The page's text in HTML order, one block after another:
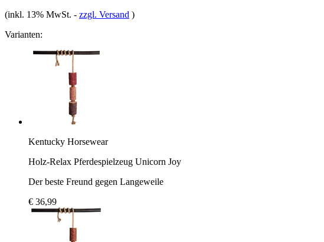
(inkl. 13% MwSt. - zzgl. Versand )
Varianten:
Kentucky Horsewear
Holz-Relax Pferdespielzeug Unicorn Joy
Der beste Freund gegen Langeweile
€ 36,99